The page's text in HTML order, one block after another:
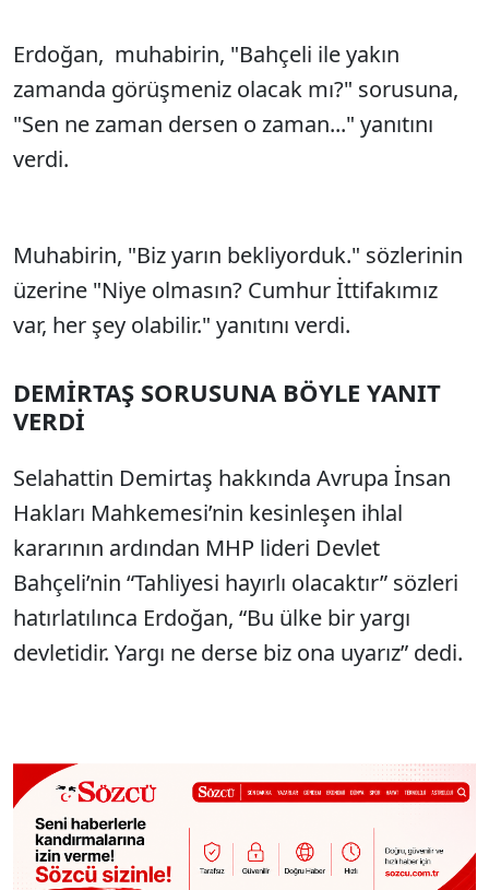
Erdoğan, muhabirin, "Bahçeli ile yakın
zamanda görüşmeniz olacak mı?" sorusuna,
"Sen ne zaman dersen o zaman..." yanıtını
verdi.
Muhabirin, "Biz yarın bekliyorduk." sözlerinin
üzerine "Niye olmasın? Cumhur İttifakımız
var, her şey olabilir." yanıtını verdi.
DEMİRTAŞ SORUSUNA BÖYLE YANIT
VERDİ
Selahattin Demirtaş hakkında Avrupa İnsan
Hakları Mahkemesi’nin kesinleşen ihlal
kararının ardından MHP lideri Devlet
Bahçeli’nin “Tahliyesi hayırlı olacaktır” sözleri
hatırlatılınca Erdoğan, “Bu ülke bir yargı
devletidir. Yargı ne derse biz ona uyarız” dedi.